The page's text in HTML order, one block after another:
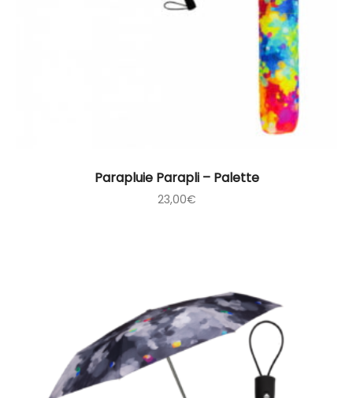
Parapluie Parapli – Palette
23,00€